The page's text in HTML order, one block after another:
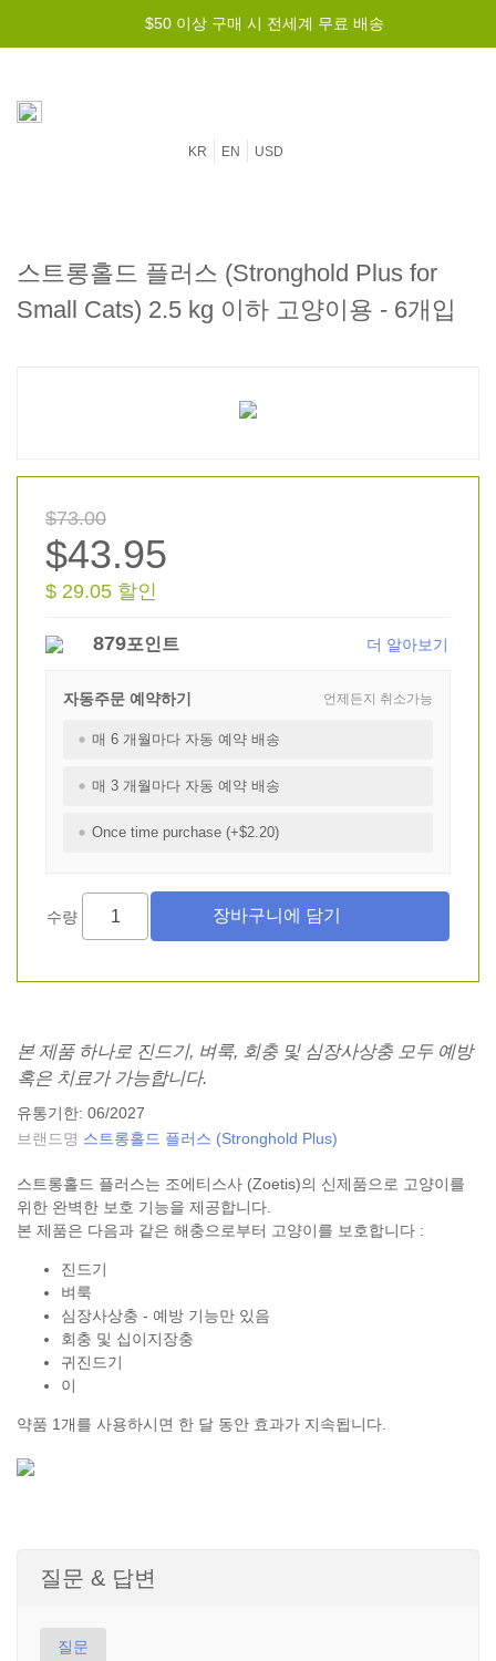
$50 이상 구매 시 전세계 무료 배송
KR EN USD
스트롱홀드 플러스 (Stronghold Plus for
Small Cats) 2.5 kg 이하 고양이용 - 6개입
$73.00
$43.95
$ 29.05 할인
879포인트 더 알아보기
언제든지 취소가능
자동주문 예약하기
매 6 개월마다 자동 예약 배송
매 3 개월마다 자동 예약 배송
Once time purchase (+$2.20)
수량
본 제품 하나로 진드기, 벼룩, 회충 및 심장사상충 모두 예방
혹은 치료가 가능합니다.
유통기한: 06/2027
브랜드명 스트롱홀드 플러스 (Stronghold Plus)
스트롱홀드 플러스는 조에티스사 (Zoetis)의 신제품으로 고양이를
위한 완벽한 보호 기능을 제공합니다.
본 제품은 다음과 같은 해충으로부터 고양이를 보호합니다 :
진드기
벼룩
심장사상충 - 예방 기능만 있음
회충 및 십이지장충
귀진드기
이
약품 1개를 사용하시면 한 달 동안 효과가 지속됩니다.
질문 & 답변
질문